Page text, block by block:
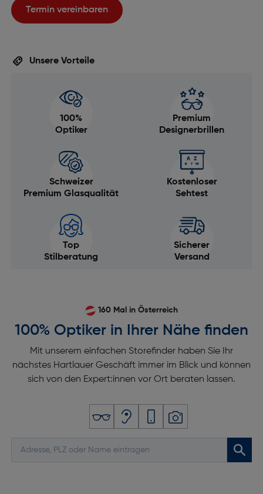
Termin vereinbaren
Unsere Vorteile
100%
Optiker
Premium
Designerbrillen
Schweizer
Premium Glasqualität
Kostenloser
Sehtest
Top
Stilberatung
Sicherer
Versand
160 Mal in Österreich
100% Optiker in Ihrer Nähe finden
Mit unserem einfachen Storefinder haben Sie Ihr
nächstes Hartlauer Geschäft immer im Blick und können
sich von den Expert:innen vor Ort beraten lassen.